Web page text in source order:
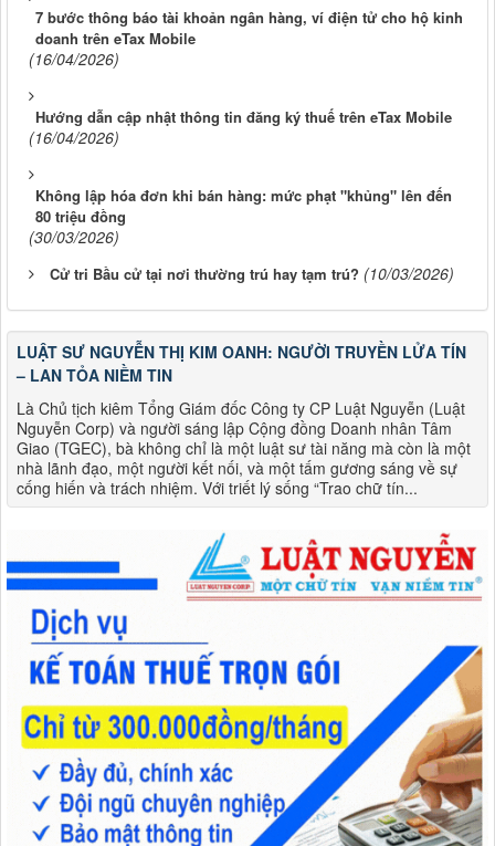
7 bước thông báo tài khoản ngân hàng, ví điện tử cho hộ kinh
doanh trên eTax Mobile
(16/04/2026)
Hướng dẫn cập nhật thông tin đăng ký thuế trên eTax Mobile
(16/04/2026)
Không lập hóa đơn khi bán hàng: mức phạt "khủng" lên đến
80 triệu đồng
(30/03/2026)
Cử tri Bầu cử tại nơi thường trú hay tạm trú? (10/03/2026)
LUẬT SƯ NGUYỄN THỊ KIM OANH: NGƯỜI TRUYỀN LỬA TÍN
– LAN TỎA NIỀM TIN
Là Chủ tịch kiêm Tổng Giám đốc Công ty CP Luật Nguyễn (Luật
Nguyễn Corp) và người sáng lập Cộng đồng Doanh nhân Tâm
Giao (TGEC), bà không chỉ là một luật sư tài năng mà còn là một
nhà lãnh đạo, một người kết nối, và một tấm gương sáng về sự
cống hiến và trách nhiệm. Với triết lý sống “Trao chữ tín...